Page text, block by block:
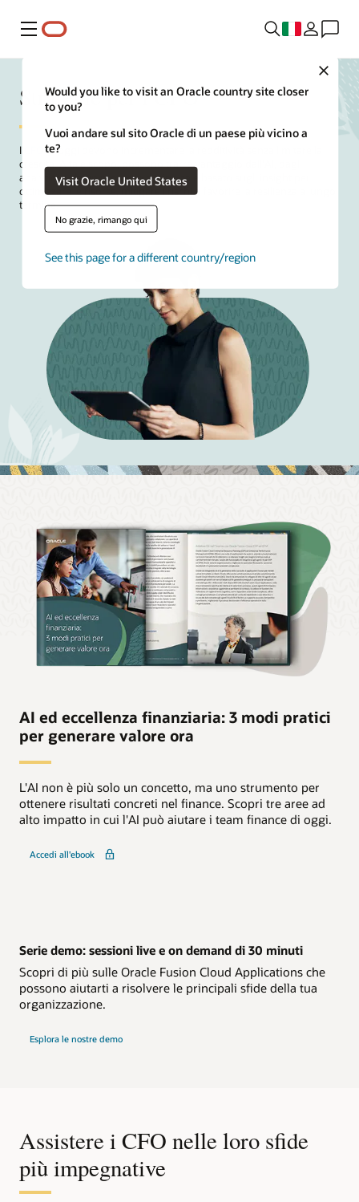
Menu
Close
Would you like to visit an Oracle country site closer
to you?
Vuoi andare sul sito Oracle di un paese più vicino a
te?
Visit Oracle United States
No grazie, rimango qui
See this page for a different country/region
Strategie per i CFO
I
di oggi devono incrementare la redditività senza limitare la
crescita. A tale scopo, possono trarre vantaggio dall'AI, dagli
analytics e da un processo decisionale basato sugli insight per
ottimizzare le risorse, mitigare i rischi e favorire la resilienza a lungo
termine.
AI ed eccellenza finanziaria: 3 modi pratici
per generare valore ora
L'AI non è più solo un concetto, ma uno strumento per
ottenere risultati concreti nel finance. Scopri tre aree ad
alto impatto in cui l'AI può aiutare i team finance di oggi.
Accedi all'ebook
Serie demo: sessioni live e on demand di 30 minuti
Scopri di più sulle Oracle Fusion Cloud Applications che
possono aiutarti a risolvere le principali sfide della tua
organizzazione.
Esplora le nostre demo
Assistere i CFO nelle loro sfide
più impegnative